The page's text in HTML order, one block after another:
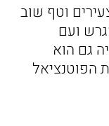
וטף שוב
ועם
גם הוא
הפוטנציאל